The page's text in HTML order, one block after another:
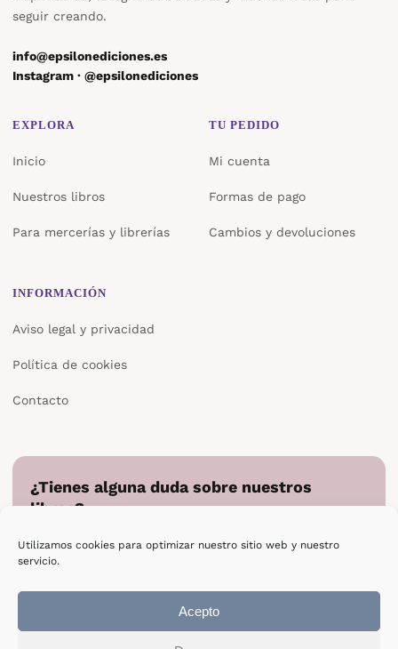
Utilizamos cookies para optimizar nuestro sitio web y nuestro
servicio.
Acepto
seguir creando.
info@epsilonediciones.es
Instagram · @epsilonediciones
EXPLORA
Inicio
Nuestros libros
Para mercerías y librerías
TU PEDIDO
Mi cuenta
Formas de pago
Cambios y devoluciones
INFORMACIÓN
Aviso legal y privacidad
Política de cookies
Contacto
¿Tienes alguna duda sobre nuestros
libros?
directamente.
Escribir a Epsilon